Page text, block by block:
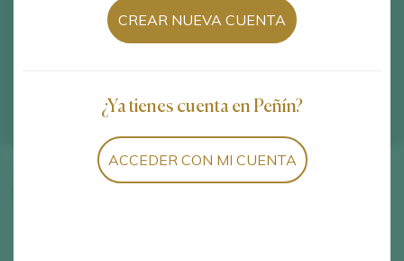
CREAR NUEVA CUENTA
¿Ya tienes cuenta en Peñín?
ACCEDER CON MI CUENTA